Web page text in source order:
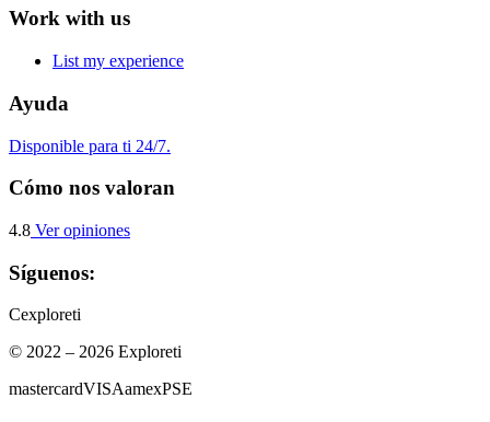
Work with us
List my experience
Ayuda
Disponible para ti 24/7.
Cómo nos valoran
4.8 Ver opiniones
Síguenos:
Cexploreti
© 2022 – 2026 Exploreti
mastercardVISAamexPSE